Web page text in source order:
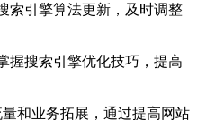
索引擎算法更新，及时调整
握搜索引擎优化技巧，提高
和业务拓展，通过提高网站